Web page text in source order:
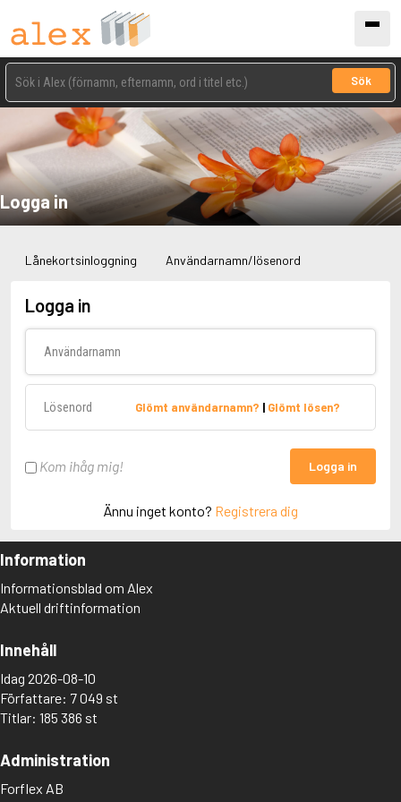
Sök
Logga in
Lånekortsinloggning Användarnamn/lösenord
Logga in
Glömt användarnamn? | Glömt lösen?
Kom ihåg mig! Logga in
Ännu inget konto? Registrera dig
Information
Informationsblad om Alex
Aktuell driftinformation
Innehåll
Idag 2026-08-10
Författare: 7 049 st
Titlar: 185 386 st
Administration
Forflex AB